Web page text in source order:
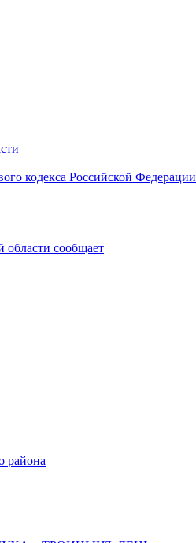
кодекса Российской Федерации
сообщает
района